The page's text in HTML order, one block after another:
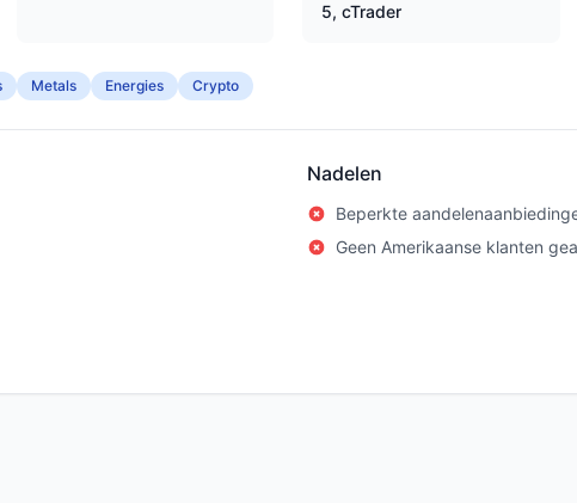
5, cTrader
Metals Energies Crypto
Nadelen
Beperkte
Geen Amerikaanse klanten